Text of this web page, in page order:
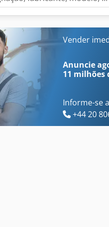
Vender
Anuncie
11 milhões
Informe-se
+44 20